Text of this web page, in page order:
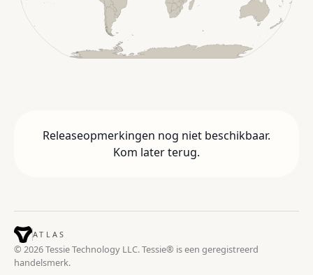
Releaseopmerkingen nog niet beschikbaar.
Kom later terug.
ATLAS
© 2026 Tessie Technology LLC. Tessie® is een geregistreerd
handelsmerk.